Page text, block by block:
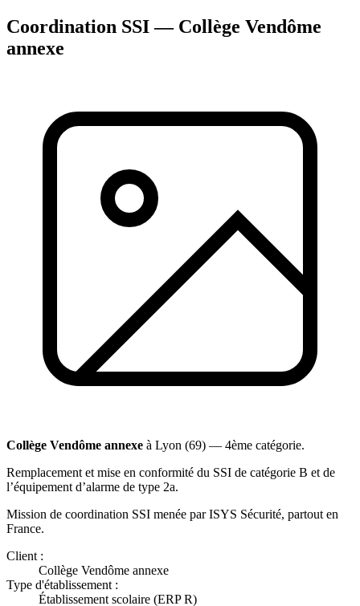
Coordination SSI — Collège Vendôme
annexe
Collège Vendôme annexe à Lyon (69) — 4ème catégorie.
Remplacement et mise en conformité du SSI de catégorie B et de
l’équipement d’alarme de type 2a.
Mission de coordination SSI menée par ISYS Sécurité, partout en
France.
Client :
Collège Vendôme annexe
Type d'établissement :
Établissement scolaire (ERP R)